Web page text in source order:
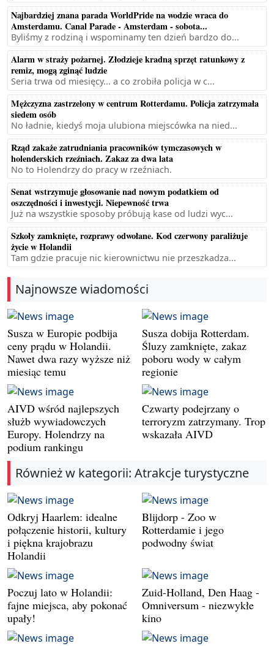
Najbardziej znana parada WorldPride na wodzie wraca do
Amsterdamu. Canal Parade - Amsterdam - sobota...
Byliśmy z rodziną i wspominamy ten dzień bardzo do...
Alarm w straży pożarnej. Złodzieje kradną sprzęt ratunkowy z
remiz, mogą zginąć ludzie
Seria trwa od miesięcy... a co zrobiła policja w c...
Mężczyzna zastrzelony w centrum Rotterdamu. Policja zatrzymała
siedem osób
No ładnie, kiedyś moja ulubiona miejscówka na nied...
Rząd zakaże zatrudniania pracowników tymczasowych w
holenderskich rzeźniach. Zakaz za dwa lata
No to Holendrzy do pracy w rzeźniach.
Senat wstrzymuje głosowanie nad nowym podatkiem od
oszczędności i inwestycji. Niepewność trwa
Już na wszystkie sposoby próbują kase od ludzi wyc...
Szkoły zamknięte, rozprawy odwołane. Kod czerwony paraliżuje
życie w Holandii
Tam gdzie pracuje nic kierownictwu nie przeszkadza...
Najnowsze wiadomości
Susza w Europie podbija
ceny prądu w Holandii.
Nawet dwa razy wyższe niż
miesiąc temu
Susza dobija Rotterdam.
Śluzy zamknięte, zakaz
poboru wody w całym
regionie
AIVD wśród najlepszych
służb wywiadowczych
Europy. Holendrzy na
podium rankingu
Czwarty podejrzany o
terroryzm zatrzymany. Trop
wskazała AIVD
Również w kategorii: Atrakcje turystyczne
Odkryj Haarlem: idealne
połączenie historii, kultury
i piękna krajobrazu
Holandii
Blijdorp - Zoo w
Rotterdamie i jego
podwodny świat
Poczuj lato w Holandii:
fajne miejsca, aby pokonać
upały!
Zuid-Holland, Den Haag -
Omniversum - niezwykłe
kino